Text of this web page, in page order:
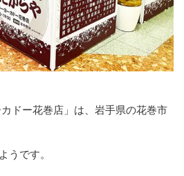
カドー花巻店」は、岩手県の花巻市
うです。